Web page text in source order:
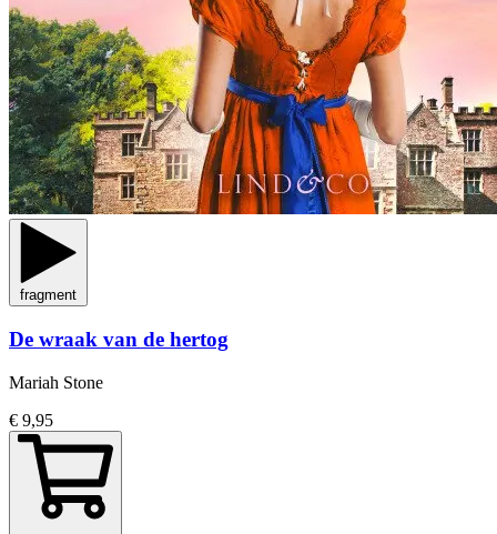
fragment
De wraak van de hertog
Mariah Stone
€ 9,95